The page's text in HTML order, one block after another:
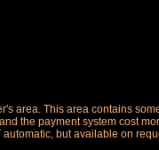
area. This area contains
the payment system cost
but available on